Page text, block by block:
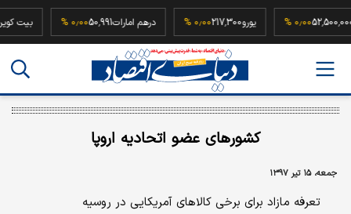
سکه52,500,000۰٫۰۰ % یورو217,300۰٫۰۰ % درهم امارات50,991۰٫۰۰ %
کشورهای عضو اتحادیه اروپا
جمعه، ۱۵ تیر ۱۳۹۷
تعرفه مازاد برای برخی کالاهای آمریکایی در روسیه